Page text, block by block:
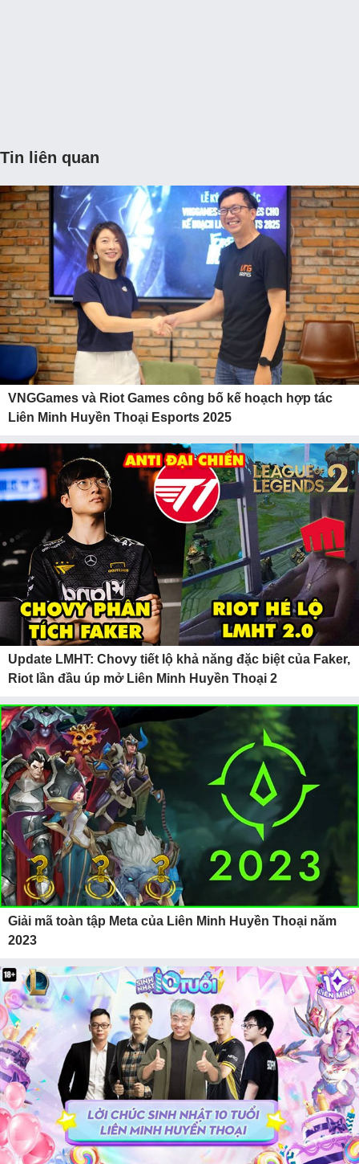
Tin liên quan
VNGGames và Riot Games công bố kế hoạch hợp tác
Liên Minh Huyền Thoại Esports 2025
Update LMHT: Chovy tiết lộ khả năng đặc biệt của Faker,
Riot lần đầu úp mở Liên Minh Huyền Thoại 2
Giải mã toàn tập Meta của Liên Minh Huyền Thoại năm
2023